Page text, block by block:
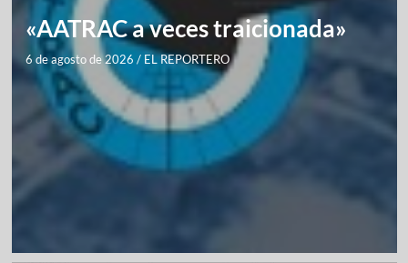
«AATRAC a veces traicionada»
6 de agosto de 2026 / EL REPORTERO